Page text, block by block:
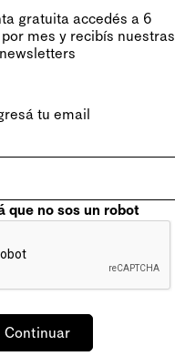
gratuita accedés a 6
mes y recibís nuestras
newsletters
tu email
que no sos un robot